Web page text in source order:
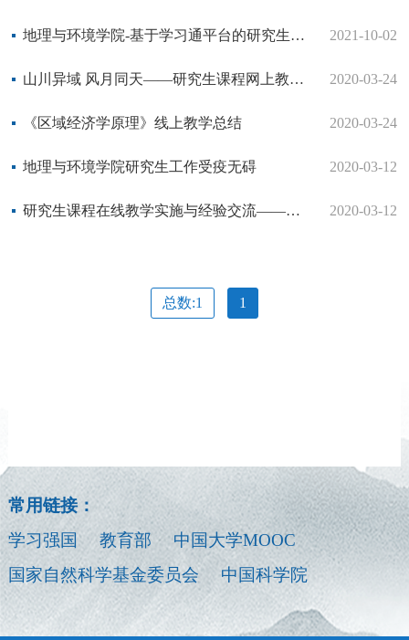
地理与环境学院-基于学习通平台的研究生《环境地球化学》教学体会——努力锻炼研究生的综合能力-邓焕广 2021-10-02
山川异域 风月同天——研究生课程网上教学案例与总结 2020-03-24
《区域经济学原理》线上教学总结 2020-03-24
地理与环境学院研究生工作受疫无碍 2020-03-12
研究生课程在线教学实施与经验交流——现代地理学中的数学方法 2020-03-12
总数:1 1
常用链接：
学习强国
教育部
中国大学MOOC
国家自然科学基金委员会
中国科学院